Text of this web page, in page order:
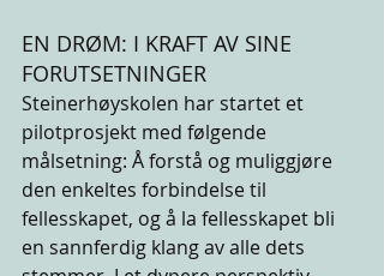
EN DRØM: I KRAFT AV SINE
FORUTSETNINGER
Steinerhøyskolen har startet et
pilotprosjekt med følgende
målsetning: Å forstå og muliggjøre
den enkeltes forbindelse til
fellesskapet, og å la fellesskapet bli
en sannferdig klang av alle dets